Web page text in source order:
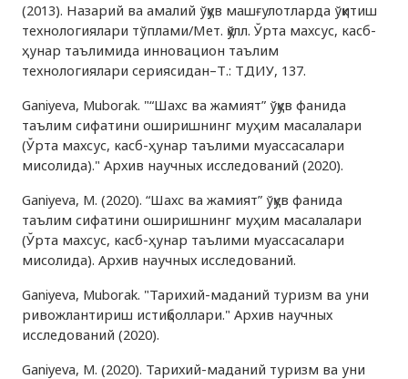
(2013). Назарий ва амалий ўқув машғулотларда ўқитиш
технологиялари тўплами/Мет. қўлл. Ўрта махсус, касб-
ҳунар таълимида инновацион таълим
технологиялари сериясидан–Т.: ТДИУ, 137.
Ganiyeva, Muborak. "“Шахс ва жамият” ўқув фанида
таълим сифатини оширишнинг муҳим масалалари
(Ўрта махсус, касб-ҳунар таълими муассасалари
мисолида)." Архив научных исследований (2020).
Ganiyeva, M. (2020). “Шахс ва жамият” ўқув фанида
таълим сифатини оширишнинг муҳим масалалари
(Ўрта махсус, касб-ҳунар таълими муассасалари
мисолида). Архив научных исследований.
Ganiyeva, Muborak. "Тарихий-маданий туризм ва уни
ривожлантириш истиқболлари." Архив научных
исследований (2020).
Ganiyeva, M. (2020). Тарихий-маданий туризм ва уни